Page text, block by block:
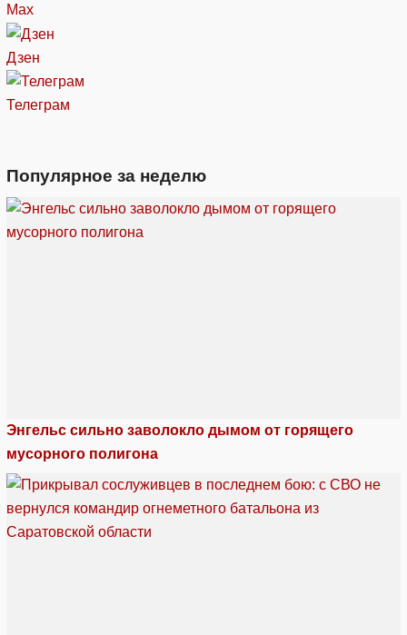
Max
Дзен
Телеграм
Популярное за неделю
Энгельс сильно заволокло дымом от горящего
мусорного полигона